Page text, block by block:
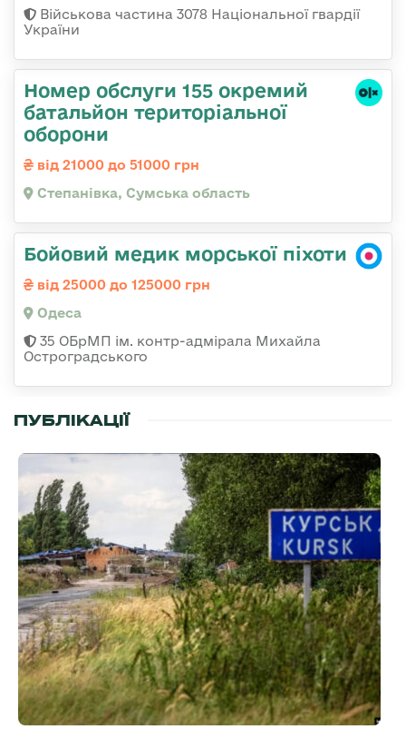
Військова частина 3078 Національної гвардії
України
Номер обслуги 155 окремий
батальйон територіальної
оборони
від 21000 до 51000 грн
Степанівка, Сумська область
Бойовий медик морської піхоти
від 25000 до 125000 грн
Одеса
35 ОБрМП ім. контр-адмірала Михайла
Остроградського
ПУБЛІКАЦІЇ